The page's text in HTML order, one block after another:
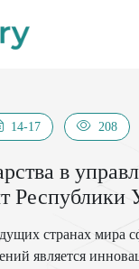
14-17 208
в
Республики
государством и